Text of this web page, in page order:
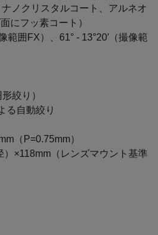
ノクリスタルコート、アルネオ
にフッ素コート）
範囲FX）、61° - 13°20′（撮像範
絞り）
る自動絞り
（P=0.75mm）
×118mm（レンズマウント基準